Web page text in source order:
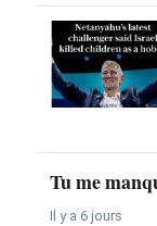
Tu me
Il y a 6 jours